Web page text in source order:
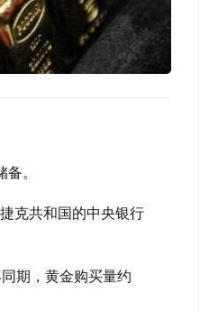
。
克共和国的中央银行
期，黄金购买量约